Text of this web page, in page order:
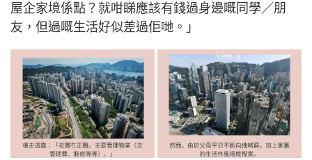
屋企家境係點？就咁睇應該有錢過身邊嘅同學／朋
友，但過嘅生活好似差過佢哋。」